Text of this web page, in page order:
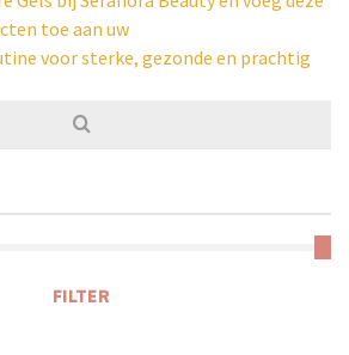
toe aan uw
voor sterke, gezonde en prachtig
FILTER